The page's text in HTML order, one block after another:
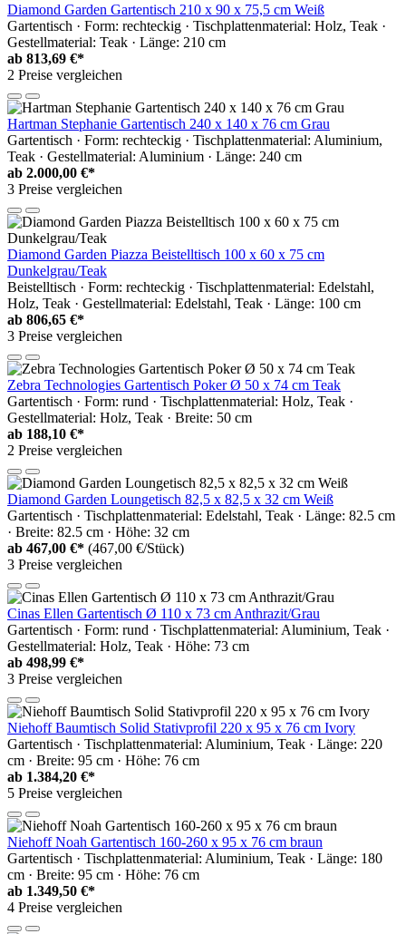
Diamond Garden Gartentisch 210 x 90 x 75,5 cm Weiß
Gartentisch · Form: rechteckig · Tischplattenmaterial: Holz, Teak ·
Gestellmaterial: Teak · Länge: 210 cm
ab 813,69 €*
2 Preise vergleichen
Hartman Stephanie Gartentisch 240 x 140 x 76 cm Grau
Gartentisch · Form: rechteckig · Tischplattenmaterial: Aluminium,
Teak · Gestellmaterial: Aluminium · Länge: 240 cm
ab 2.000,00 €*
3 Preise vergleichen
Diamond Garden Piazza Beistelltisch 100 x 60 x 75 cm
Dunkelgrau/Teak
Beistelltisch · Form: rechteckig · Tischplattenmaterial: Edelstahl,
Holz, Teak · Gestellmaterial: Edelstahl, Teak · Länge: 100 cm
ab 806,65 €*
3 Preise vergleichen
Zebra Technologies Gartentisch Poker Ø 50 x 74 cm Teak
Gartentisch · Form: rund · Tischplattenmaterial: Holz, Teak ·
Gestellmaterial: Holz, Teak · Breite: 50 cm
ab 188,10 €*
2 Preise vergleichen
Diamond Garden Loungetisch 82,5 x 82,5 x 32 cm Weiß
Gartentisch · Tischplattenmaterial: Edelstahl, Teak · Länge: 82.5 cm
· Breite: 82.5 cm · Höhe: 32 cm
ab 467,00 €* (467,00 €/Stück)
3 Preise vergleichen
Cinas Ellen Gartentisch Ø 110 x 73 cm Anthrazit/Grau
Gartentisch · Form: rund · Tischplattenmaterial: Aluminium, Teak ·
Gestellmaterial: Holz, Teak · Höhe: 73 cm
ab 498,99 €*
3 Preise vergleichen
Niehoff Baumtisch Solid Stativprofil 220 x 95 x 76 cm Ivory
Gartentisch · Tischplattenmaterial: Aluminium, Teak · Länge: 220
cm · Breite: 95 cm · Höhe: 76 cm
ab 1.384,20 €*
5 Preise vergleichen
Niehoff Noah Gartentisch 160-260 x 95 x 76 cm braun
Gartentisch · Tischplattenmaterial: Aluminium, Teak · Länge: 180
cm · Breite: 95 cm · Höhe: 76 cm
ab 1.349,50 €*
4 Preise vergleichen